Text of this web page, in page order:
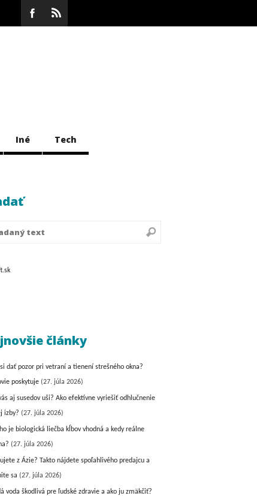
Iné Tech
články
dať pozor pri vetraní a tienení strešného okna?
poskytuje (27. júla 2026)
aj susedov uši? Ako efektívne vyriešiť odhlučnenie
izby? (27. júla 2026)
je biologická liečba kĺbov vhodná a kedy reálne
(27. júla 2026)
z Ázie? Takto nájdete spoľahlivého predajcu a
sa (27. júla 2026)
voda škodlivá pre ľudské zdravie a ako ju zmäkčiť?